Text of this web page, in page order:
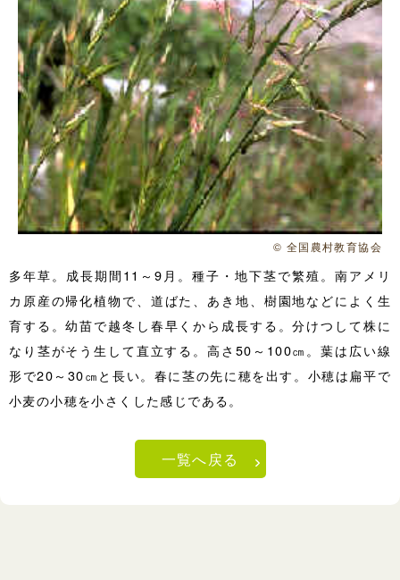
© 全国農村教育協会
多年草。成長期間11～9月。種子・地下茎で繁殖。南アメリ
カ原産の帰化植物で、道ばた、あき地、樹園地などによく生
育する。幼苗で越冬し春早くから成長する。分けつして株に
なり茎がそう生して直立する。高さ50～100㎝。葉は広い線
形で20～30㎝と長い。春に茎の先に穂を出す。小穂は扁平で
小麦の小穂を小さくした感じである。
一覧へ戻る